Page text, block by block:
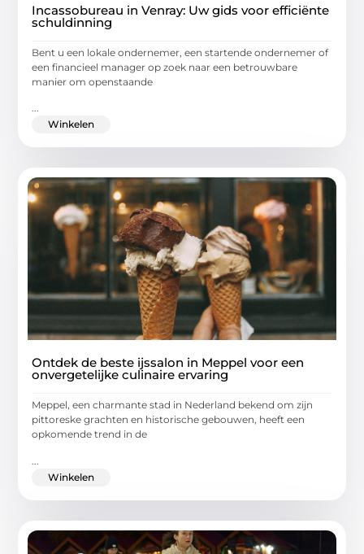
Incassobureau in Venray: Uw gids voor efficiënte
schuldinning
Bent u een lokale ondernemer, een startende ondernemer of
een financieel manager op zoek naar een betrouwbare
manier om openstaande
...
Winkelen
Ontdek de beste ijssalon in Meppel voor een
onvergetelijke culinaire ervaring
Meppel, een charmante stad in Nederland bekend om zijn
pittoreske grachten en historische gebouwen, heeft een
opkomende trend in de
Winkelen